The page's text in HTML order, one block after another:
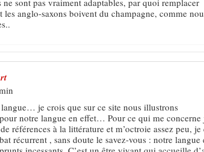
anglo-saxons boivent du champagne, comme
je crois que sur ce site nous illustrons
notre langue en effet… Pour ce qui me concerne
références à la littérature et m’octroie assez peu, je
récurrent , sans doute le savez-vous : notre langue